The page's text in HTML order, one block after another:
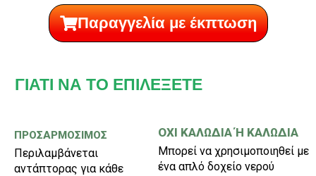
Παραγγελία με έκπτωση
ΓΙΑΤΙ ΝΑ ΤΟ ΕΠΙΛΕΞΕΤΕ
ΠΡΟΣΑΡΜΟΣΙΜΟΣ
Περιλαμβάνεται
αντάπτορας για κάθε
ΟΧΙ ΚΑΛΩΔΙΑ Ή ΚΑΛΩΔΙΑ
Μπορεί να χρησιμοποιηθεί με
ένα απλό δοχείο νερού